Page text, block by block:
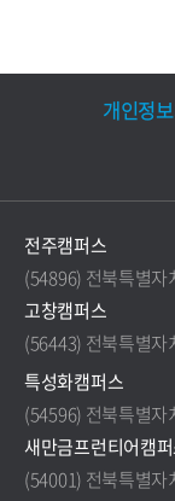
개인정
전주캠퍼스
(54896) 전북특별
고창캠퍼스
(56443) 전북특별자
특성화캠퍼스
(54596) 전북특별자
새만금프런티어캠
(54001) 전북특별자